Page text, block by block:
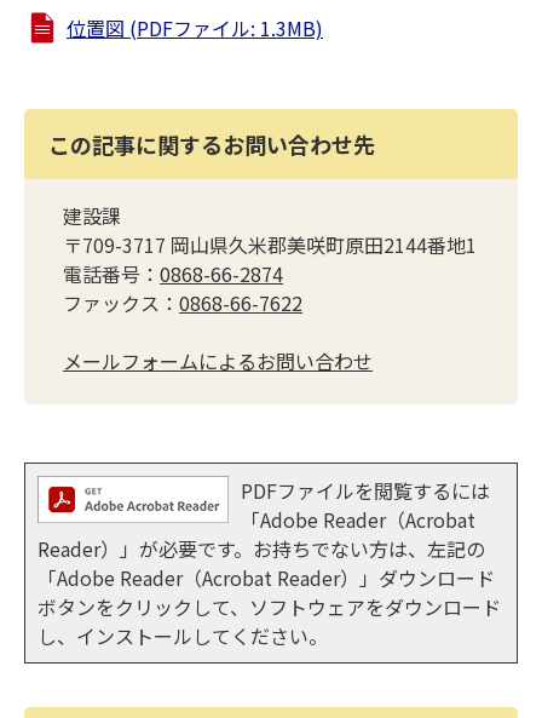
位置図 (PDFファイル: 1.3MB)
この記事に関するお問い合わせ先
建設課
〒709-3717 岡山県久米郡美咲町原田2144番地1
電話番号： 0868-66-2874
ファックス： 0868-66-7622
メールフォームによるお問い合わせ
PDFファイルを閲覧するには
「Adobe Reader（Acrobat
Reader）」が必要です。お持ちでない方は、左記の
「Adobe Reader（Acrobat Reader）」ダウンロード
ボタンをクリックして、ソフトウェアをダウンロード
し、インストールしてください。